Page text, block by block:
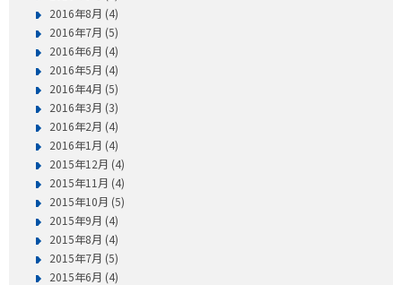
2016年8月 (4)
2016年7月 (5)
2016年6月 (4)
2016年5月 (4)
2016年4月 (5)
2016年3月 (3)
2016年2月 (4)
2016年1月 (4)
2015年12月 (4)
2015年11月 (4)
2015年10月 (5)
2015年9月 (4)
2015年8月 (4)
2015年7月 (5)
2015年6月 (4)